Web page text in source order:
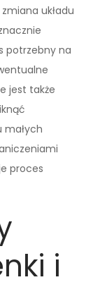
układu
potrzebny na
jest także
małych
proces
i